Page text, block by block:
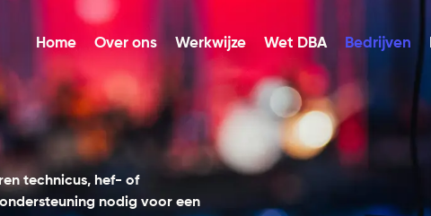
Home Over ons Werkwijze Wet DBA Bedrijven
technicus, hef- of
nodig voor een